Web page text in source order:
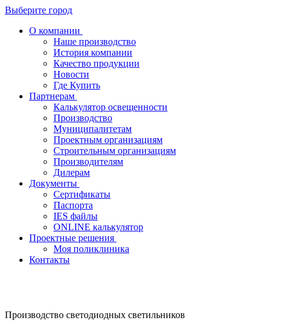
Выберите город
О компании
Наше производство
История компании
Качество продукции
Новости
Где Купить
Партнерам
Калькулятор освещенности
Производство
Муниципалитетам
Проектным организациям
Строительным организациям
Производителям
Дилерам
Документы
Сертификаты
Паспорта
IES файлы
ONLINE калькулятор
Проектные решения
Моя поликлиника
Контакты
Производство светодиодных светильников